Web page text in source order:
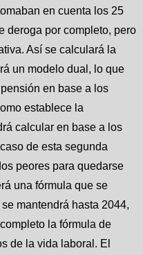
en cuenta los 25
deroga por completo, pero
Así se calculará la
un modelo dual, lo que
en base a los
establece la
calcular en base a los
de esta segunda
peores para quedarse
una fórmula que se
mantendrá hasta 2044,
la fórmula de
de la vida laboral. El